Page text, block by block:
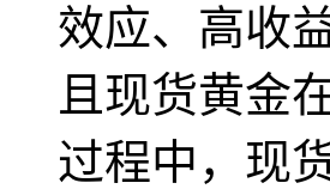
效应、高收
且现货黄金
过程中，现